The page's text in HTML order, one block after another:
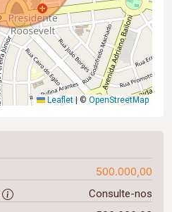
Leaflet |©OpenStreetMap
500.000,00
Consulte-nos